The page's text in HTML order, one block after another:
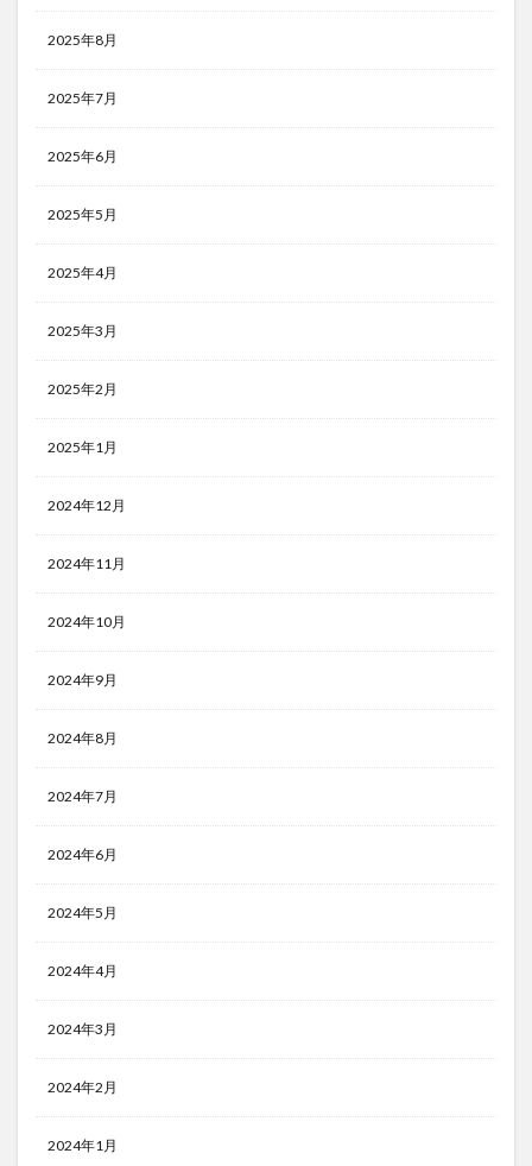
2025年8月
2025年7月
2025年6月
2025年5月
2025年4月
2025年3月
2025年2月
2025年1月
2024年12月
2024年11月
2024年10月
2024年9月
2024年8月
2024年7月
2024年6月
2024年5月
2024年4月
2024年3月
2024年2月
2024年1月